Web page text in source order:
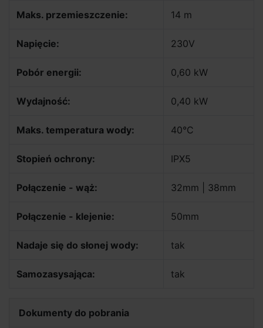
Maks. przemieszczenie: 14 m
Napięcie: 230V
Pobór energii: 0,60 kW
Wydajność: 0,40 kW
Maks. temperatura wody: 40°C
Stopień ochrony: IPX5
Połączenie - wąż: 32mm | 38mm
Połączenie - klejenie: 50mm
Nadaje się do słonej wody: tak
Samozasysająca: tak
Dokumenty do pobrania